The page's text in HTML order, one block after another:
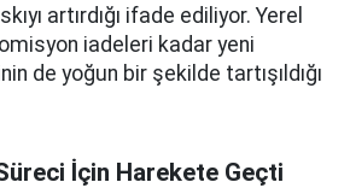
artırdığı ifade ediliyor. Yerel
iadeleri kadar yeni
de yoğun bir şekilde tartışıldığı
İçin Harekete Geçti